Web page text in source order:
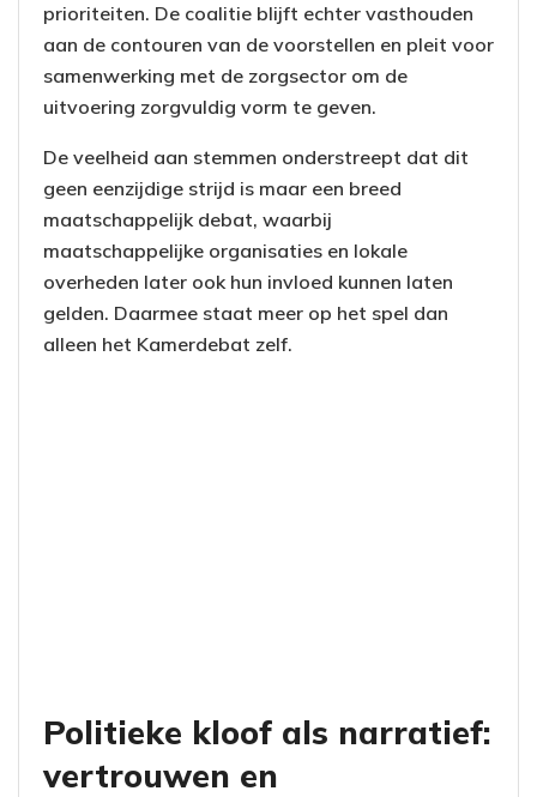
prioriteiten. De coalitie blijft echter vasthouden
aan de contouren van de voorstellen en pleit voor
samenwerking met de zorgsector om de
uitvoering zorgvuldig vorm te geven.
De veelheid aan stemmen onderstreept dat dit
geen eenzijdige strijd is maar een breed
maatschappelijk debat, waarbij
maatschappelijke organisaties en lokale
overheden later ook hun invloed kunnen laten
gelden. Daarmee staat meer op het spel dan
alleen het Kamerdebat zelf.
Politieke kloof als narratief:
vertrouwen en